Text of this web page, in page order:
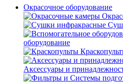
Окрасочное оборудование
оборудование
Аксессуары и